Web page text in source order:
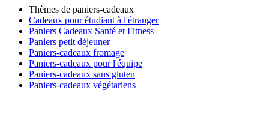
Thèmes de paniers-cadeaux
Cadeaux pour étudiant à l'étranger
Paniers Cadeaux Santé et Fitness
Paniers petit déjeuner
Paniers-cadeaux fromage
Paniers-cadeaux pour l'équipe
Paniers-cadeaux sans gluten
Paniers-cadeaux végétariens